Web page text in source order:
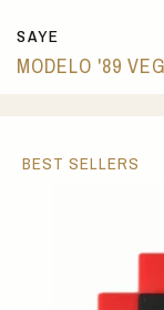
SAYE
MODELO '89
BEST SELLERS